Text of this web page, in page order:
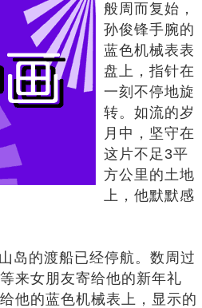
般周而复始，
孙俊锋手腕的
蓝色机械表表
盘上，指针在
一刻不停地旋
转。如流的岁
月中，坚守在
这片不足3平
方公里的土地
上，他默默感
的渡船已经停航。数周过
来女朋友寄给他的新年礼
他的蓝色机械表上，显示的